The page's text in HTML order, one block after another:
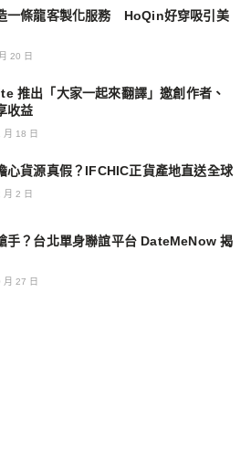
一條龍客製化服務 HoQin好穿吸引美
20 日
推出「大家一起來翻譯」邀創作者、
收益
月 18 日
心貨源真假？IFCHIC正貨產地直送全球
月 2 日
手？台北單身聯誼平台 DateMeNow 揭
月 27 日